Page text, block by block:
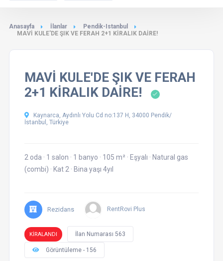
Anasayfa İlanlar
Pendik-Istanbul
MAVİ KULE'DE ŞIK VE FERAH 2+1 KİRALIK DAİRE!
MAVİ KULE'DE ŞIK VE FERAH
2+1 KİRALIK DAİRE!
Kaynarca, Aydınlı Yolu Cd no:137 H, 34000 Pendik/
İstanbul, Türkiye
2 oda · 1 salon · 1 banyo · 105 m² · Eşyalı · Natural gas
(combi) · Kat 2 · Bina yaşı 4yıl
Rezidans RentRovi Plus
KİRALANDI İlan Numarası 563
Görüntüleme - 156